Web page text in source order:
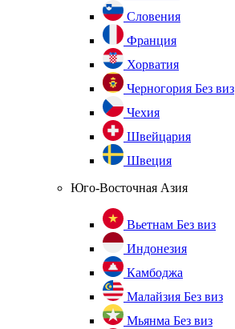
Словения
Франция
Хорватия
Черногория Без виз
Чехия
Швейцария
Швеция
Юго-Восточная Азия
Вьетнам Без виз
Индонезия
Камбоджа
Малайзия Без виз
Мьянма Без виз